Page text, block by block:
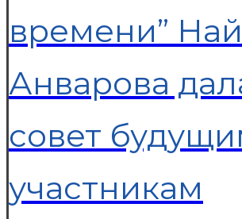
времени”
Анварова
совет
участникам